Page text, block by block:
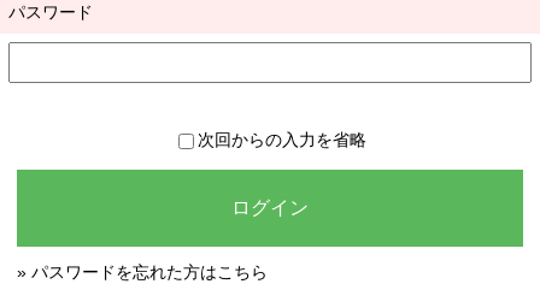
パスワード
次回からの入力を省略
ログイン
» パスワードを忘れた方はこちら